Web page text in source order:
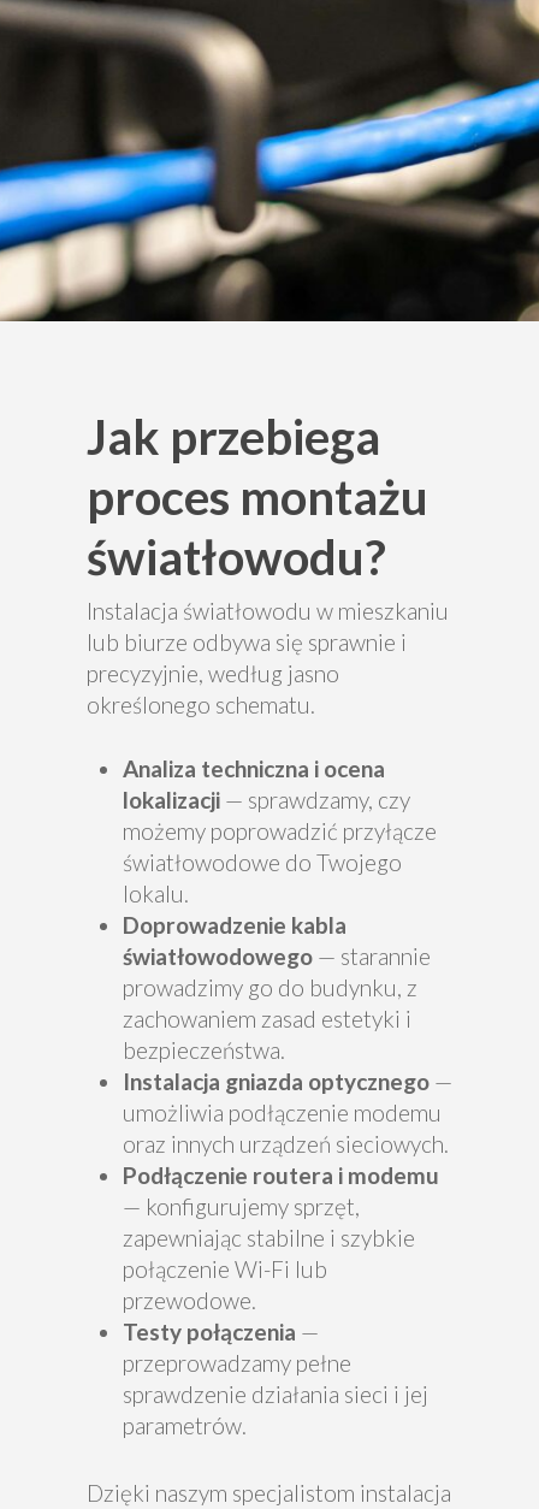
Jak przebiega
proces montażu
światłowodu?
Instalacja światłowodu w mieszkaniu
lub biurze odbywa się sprawnie i
precyzyjnie, według jasno
określonego schematu.
Analiza techniczna i ocena
lokalizacji— sprawdzamy, czy
możemy poprowadzić przyłącze
światłowodowe do Twojego
lokalu.
Doprowadzenie kabla
światłowodowego— starannie
prowadzimy go do budynku, z
zachowaniem zasad estetyki i
bezpieczeństwa.
Instalacja gniazda optycznego—
umożliwia podłączenie modemu
oraz innych urządzeń sieciowych.
Podłączenie routera i modemu
— konfigurujemy sprzęt,
zapewniając stabilne i szybkie
połączenie Wi-Fi lub
przewodowe.
Testy połączenia —
przeprowadzamy pełne
sprawdzenie działania sieci i jej
parametrów.
Dzięki naszym specjalistom instalacja